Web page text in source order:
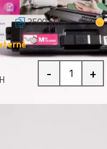
3500 stran
- +